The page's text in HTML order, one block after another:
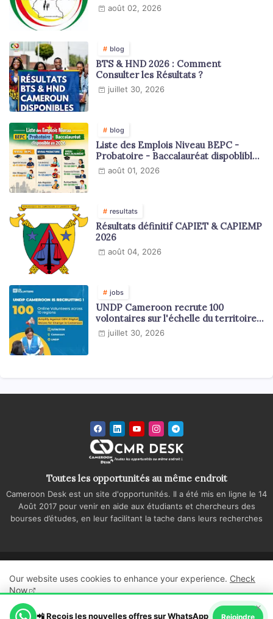
août 02, 2026
blog
BTS & HND 2026 : Comment
Consulter les Résultats ?
juillet 30, 2026
blog
Liste des Emplois Niveau BEPC -
Probatoire - Baccalauréat dispoblible
en 2026
août 01, 2026
resultats
Résultats définitif CAPIET & CAPIEMP
2026
août 04, 2026
jobs
UNDP Cameroon recrute 100
volontaires sur l'échelle du territoire
national
juillet 30, 2026
Toutes les opportunités au même endroit
Cameroon Desk est un site d'opportunités. Il a été mis en ligne le 14
Août 2017 pour venir en aide aux étudiants et chercheurs des
bourses d’études, en leur facilitant la tache dans leurs recherches
Politique de confidentialité
Regie publicitaire
Our website uses cookies to enhance your experience. Check
Now
Ok, Go it!
×
📲 Reçois les nouvelles offres sur WhatsApp Rejoindre